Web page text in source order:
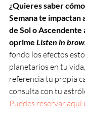
¿Quieres saber
Semana te impactan
de Sol o
oprime Listen in
fondo los efectos
planetarios en tu
referencia tu propia
consulta con tu
Puedes reservar